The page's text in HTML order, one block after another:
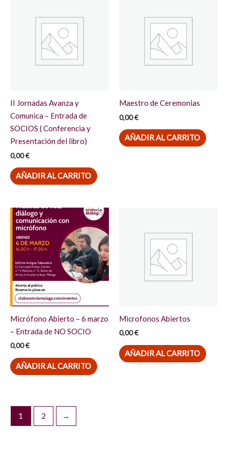
II Jornadas Avanza y
Comunica – Entrada de
SOCIOS ( Conferencia y
Presentación del libro)
0,00€
AÑADIR AL CARRITO
Maestro de Ceremonias
0,00€
AÑADIR AL CARRITO
Micrófono Abierto – 6 marzo
– Entrada de NO SOCIO
0,00€
AÑADIR AL CARRITO
Microfonos Abiertos
0,00€
AÑADIR AL CARRITO
1 2 →